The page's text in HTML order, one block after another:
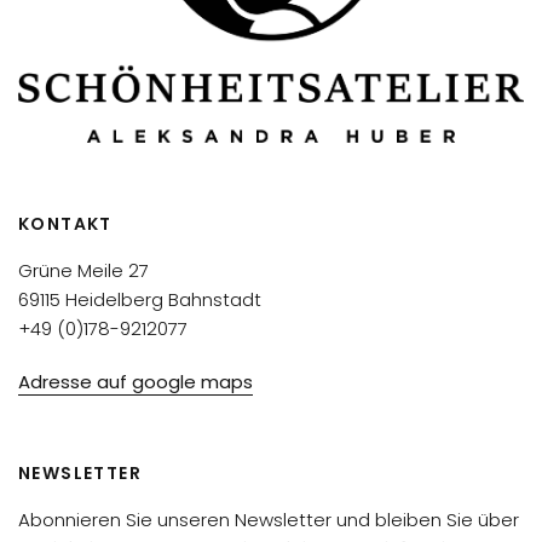
KONTAKT
Grüne Meile 27
69115 Heidelberg Bahnstadt
+49 (0)178-9212077
Adresse auf google maps
NEWSLETTER
Abonnieren Sie unseren Newsletter und bleiben Sie über